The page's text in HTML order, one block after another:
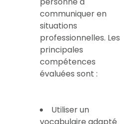
communiquer en
situations
professionnelles. Les
principales
compétences
évaluées sont :
Utiliser un